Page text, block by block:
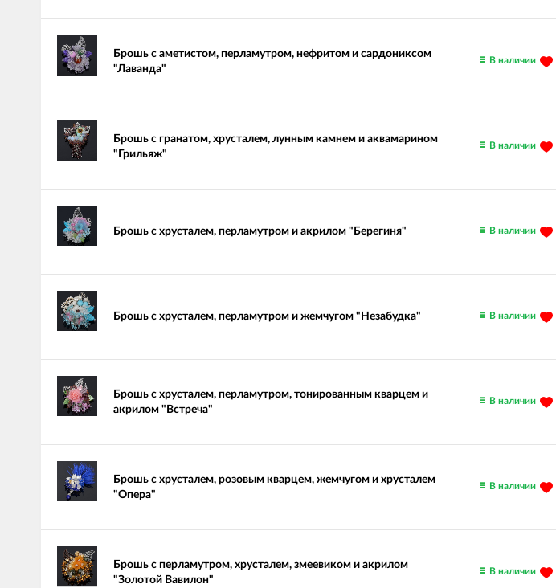
Брошь с аметистом, перламутром, нефритом и сардониксом
"Лаванда"
В наличии
Брошь с гранатом, хрусталем, лунным камнем и аквамарином
"Грильяж"
В наличии
Брошь с хрусталем, перламутром и акрилом "Берегиня" В наличии
Брошь с хрусталем, перламутром и жемчугом "Незабудка" В наличии
Брошь с хрусталем, перламутром, тонированным кварцем и
акрилом "Встреча"
В наличии
Брошь с хрусталем, розовым кварцем, жемчугом и хрусталем
"Опера"
В наличии
Брошь с перламутром, хрусталем, змеевиком и акрилом
"Золотой Вавилон"
В наличии